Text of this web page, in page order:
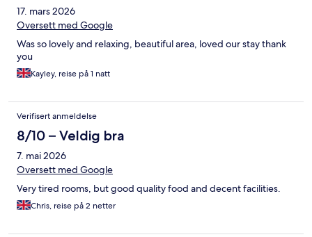
17. mars 2026
Oversett med Google
Was so lovely and relaxing, beautiful area, loved our stay thank
you
Kayley, reise på 1 natt
Verifisert anmeldelse
8/10 – Veldig bra
7. mai 2026
Oversett med Google
Very tired rooms, but good quality food and decent facilities.
Chris, reise på 2 netter